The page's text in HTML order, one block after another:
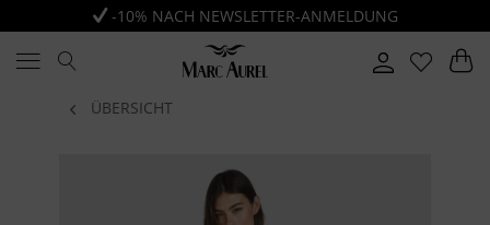
-10% NACH NEWSLETTER-ANMELDUNG
ÜBERSICHT